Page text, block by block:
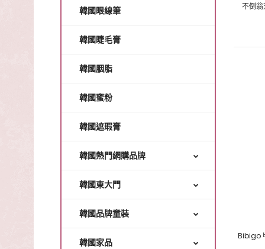
韓國眼線筆
韓國睫毛膏
韓國胭脂
韓國蜜粉
韓國遮瑕膏
韓國熱門網購品牌
韓國東大門
韓國品牌童裝
韓國家品
不倒
Bibigo